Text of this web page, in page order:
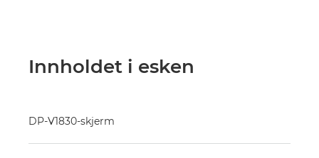
Innholdet i esken
DP-V1830-skjerm